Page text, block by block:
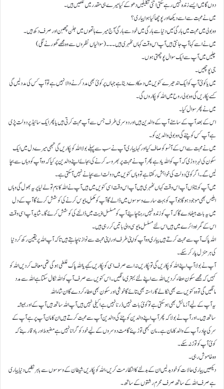
دوں گا میں ایسے زندہ نہیں رہے سکتی اتنی تکلیفیں دھوکے کیا میرے ہی مقدر میں لکھیں ہیں ۔
میں نے محبت سے اسے دیکھا اور پوچھا کیا ہوا پیاری؟
وہ بولی میں محبت میں ہار گئ میں دنیا سے ہار گی میں خود سے ہار گئ آج میرے ہاتھوں میں جلن چھبن اور صرف دکھ ہیں ۔
میں نے اسے کہا آپ جانتی ہیں آپ اس وقت کہاں ٹھہری ہیں ۔۔۔(سوالیاں نظروں سے وہ مجھے گھورنے لگی)
چلیں میں آپ سے ایک سوال پوچھتی ہوں ۔
جی پوچھیں۔
میں یا کوئ آپ کو ایک اندھیرے کنویں میں دھکا دے دیتا ہے جہاں پر کوئ بھی مدد کرنے والا نہیں ہے تو آپ کس کی مدد لیں گی
کسے پکاریں گی وہ بولی روح میں اللہ کو پکاروں گی۔
میں نے پھر سوال کیا۔
اس کے بعد آپ کے سامنے آپ کے والدین ہیں اور دوسری طرف جس سے آپ محبت کرتی ہیں یا پھر ایک سائیڈ پر دولت پڑی
ہے آپ کس کو چنے گی وہ بولی والدین کو ۔
میں نے محبت سے اس کے آنسو کو صاف کیا اور کہا پیاری آپ نے سب سے پہلے بولا اللہ کو پکاریں گی تبھی میرے دل میں ایک
سکون کی لہر دوڑی کہ آپ کو اللہ یاد ہے پھر آپ نے محبت پر بھروسہ کرنے کی بجائے اپنے والدین پر کیا کہ وہ آپ کو وہاں سے بچا
لیں گے ۔اگر کوئ دولت کی خواہش رکھتا ہے تو وہاں کنویں میں دولت اسے بچانے نہیں آ سکتی ہے۔
میں آپ کو بتاؤں آپ اس وقت کہاں ٹھہری ہیں آپ اس وقت اسی کنویں میں ہیں آپ نے اللہ کا نام تو لے لیا پر یہ بھول گی وہاں
ابلیس بھی موجود ہو گا جو آپ کو بہت سارے وسوسوں میں ڈالے گا آپ کو مکمل مایوس کرنے کی کوشش کرئے گا آپ کے دل
میں یہ بات بیٹھا دے گا کہ آپ کو زندہ نہیں رہنا چائیے آپ کو مسلسل اذیت میں ڈالنے کی کوشش کرئے گا۔شاید آپ اسی وقت
اس کے گمراہ دائرے میں ہیں اس لئے مسلسل مایوسی والی باتیں کر رہی ہیں۔
اللہ پاک آپ سے محبت کرتے ہیں پیاری وہ آپ کو اپنی طرف اور اپنی محبت سے نوازنا چاہتے ہیں تا کہ آپ اللہ پر یقین رکھ کر دنیا
کی ہر منزل پار کر سکے۔
آپ نے بولا آپ اپنے اللہ کو پکاریں گی تو پکاریں نہ اسے صرف اسی کو پکاریں کہے یا اللہ پاک غلطی ہو گی تھی معاف کر دیں اللہ کو
کہیں کہ مجھے سکون عطاء کر دیں اللہ سے اپنے لئے بہتری مانگیں ۔اس کنویں سے صرف آپ کو اللہ نکال سکتا ہے اللہ سے مدد
مانگیں گی تو وہ کنویں سے بھی نکالے گا راستہ بھی بتائے گا خوشی اور سکون بھی عطاء کر دے گا ان شاءاللہ
یہ آپ کے لیے آزمائش بھی ہو سکتی ہے تو کوئ بات نہیں ڈرنا نہیں ہے اکیلی نہیں ہیں آپ اللہ ساتھ ہیں آپ کے اور ہمیشہ
ساتھ ہیں ۔اور آپ نے بولا کہ پھر آپ اپنے والدین کو چنے گی والدین آپ سے محبت کرتے ہیں ان کا مان آپ پر ہے آپ کے
سر کی چادر آپ کے والد کا مان ہے۔مان کبھی توڑیئے گا مت دوسروں کے لیے خود کو گرانا نہیں ہے مضبوط اور با وقار بنے کہ
کوئ آپ کو توڑ نہ سکے ۔
وہ خاموش رہی ۔
دیکھیں پیاری حالات کو خود بدلیں ان کے بدلنے کا انتظار مت کریں،اللہ کو پکاریں شیطان کے وسوسوں سے باہر نکلیں دنیا پیاری
ہے صرف اللہ کے ساتھ صرف محرم رشتوں کے ساتھ۔